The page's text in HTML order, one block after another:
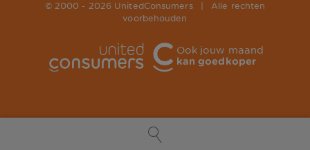
© 2000 - 2026 UnitedConsumers
Alle rechten
voorbehouden
Ook jouw maand
kan goedkoper